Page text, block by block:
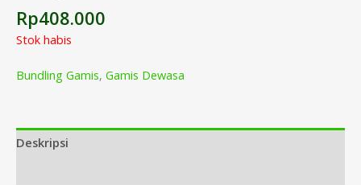
Rp408.000
Stok habis
Bundling Gamis, Gamis Dewasa
Deskripsi